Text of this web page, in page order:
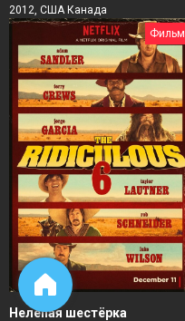
2012, США Канада
Фильм
Нелепая шестёрка